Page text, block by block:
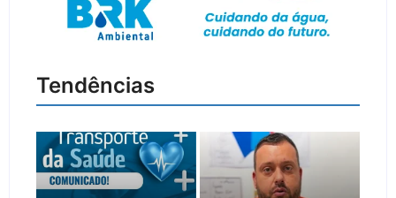
Tendências